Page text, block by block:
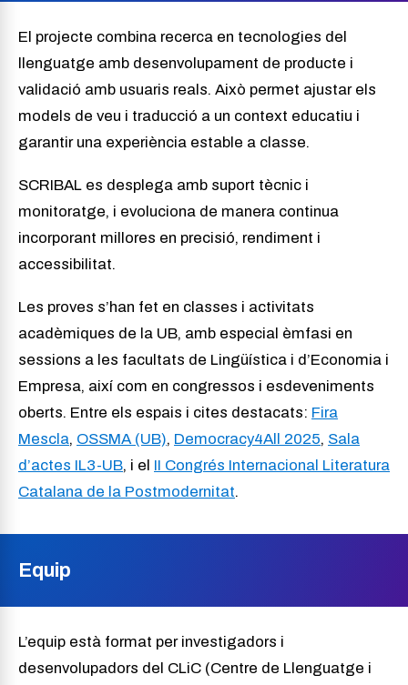
El projecte combina recerca en tecnologies del
llenguatge amb desenvolupament de producte i
validació amb usuaris reals. Això permet ajustar els
models de veu i traducció a un context educatiu i
garantir una experiència estable a classe.
SCRIBAL es desplega amb suport tècnic i
monitoratge, i evoluciona de manera continua
incorporant millores en precisió, rendiment i
accessibilitat.
Les proves s’han fet en classes i activitats
acadèmiques de la UB, amb especial èmfasi en
sessions a les facultats de Lingüística i d’Economia i
Empresa, així com en congressos i esdeveniments
oberts. Entre els espais i cites destacats: Fira
Mescla, OSSMA (UB), Democracy4All 2025, Sala
d’actes IL3-UB, i el II Congrés Internacional Literatura
Catalana de la Postmodernitat.
Equip
L’equip està format per investigadors i
desenvolupadors del CLiC (Centre de Llenguatge i